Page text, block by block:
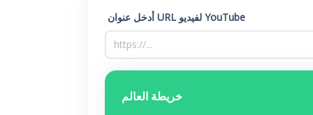
أدخل عنوان URL لفيديو YouTube
خريطة العالم